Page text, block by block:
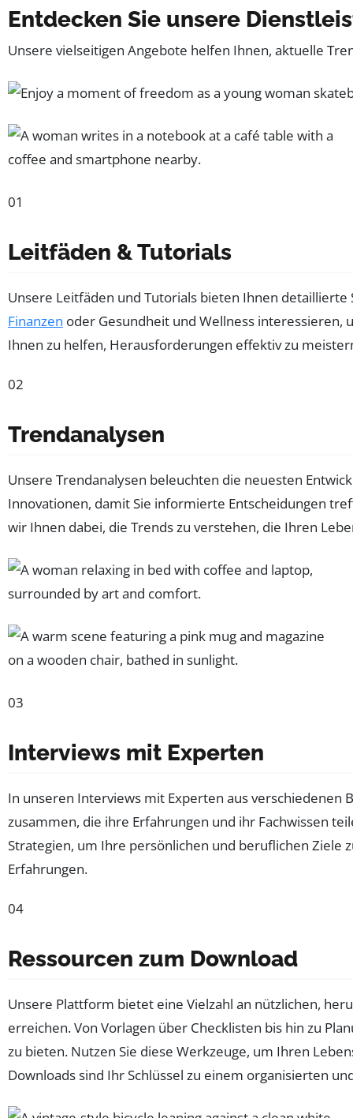
Entdecken Sie unsere
Unsere vielseitigen Angebote helfen Ihnen, aktuelle
01
Leitfäden & Tutorials
Unsere Leitfäden und Tutorials bieten Ihnen
Finanzen oder Gesundheit und Wellness interessieren,
Ihnen zu helfen, Herausforderungen effektiv zu
02
Trendanalysen
Unsere Trendanalysen beleuchten die neuesten
Innovationen, damit Sie informierte Entscheidungen
wir Ihnen dabei, die Trends zu verstehen, die Ihren
03
Interviews mit Experten
In unseren Interviews mit Experten aus verschiedenen
zusammen, die ihre Erfahrungen und ihr Fachwissen
Strategien, um Ihre persönlichen und beruflichen Ziele
Erfahrungen.
04
Ressourcen zum Download
Unsere Plattform bietet eine Vielzahl an nützlichen,
erreichen. Von Vorlagen über Checklisten bis hin zu
zu bieten. Nutzen Sie diese Werkzeuge, um Ihren
Downloads sind Ihr Schlüssel zu einem organisierten